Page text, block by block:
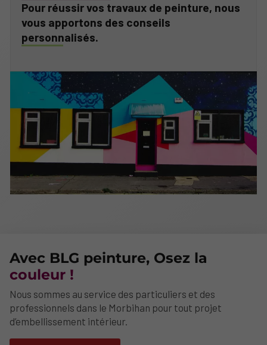
Pour réussir vos travaux de peinture, nous
vous apportons des conseils
personnalisés.
Avec BLG peinture, Osez la
couleur !
Nous sommes au service des particuliers et des
professionnels dans le Morbihan pour tout projet
d’embellissement intérieur.